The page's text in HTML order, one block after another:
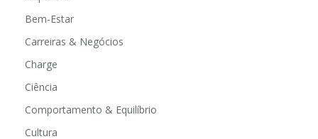
Bem-Estar
Carreiras & Negócios
Charge
Ciência
Comportamento & Equilíbrio
Cultura